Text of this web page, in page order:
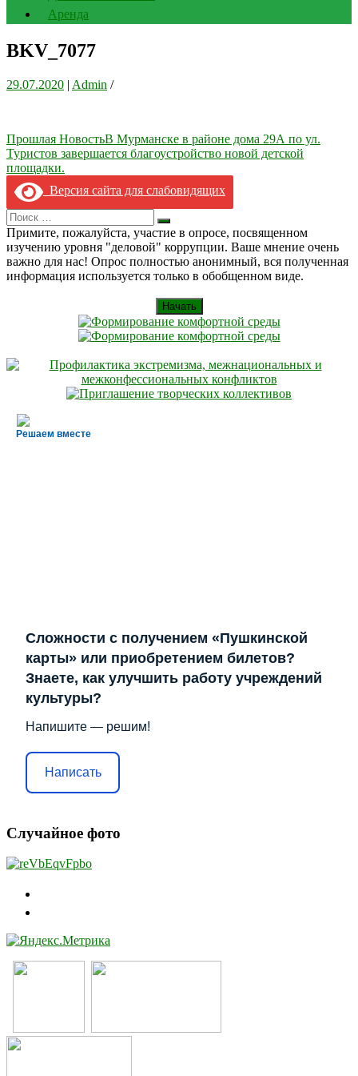
Аренда
BKV_7077
29.07.2020 | Admin /
Навигация
по
записям
Прошлая НовостьВ Мурманске в районе дома 29А по ул.
Туристов завершается благоустройство новой детской
площадки.
Версия сайта для слабовидящих
Search
for:
Искать
Примите, пожалуйста, участие в опросе, посвященном
изучению уровня "деловой" коррупции. Ваше мнение очень
важно для нас! Опрос полностью анонимный, вся полученная
информация используется только в обобщенном виде.
Начать
Решаем вместе
Сложности с получением «Пушкинской
карты» или приобретением билетов?
Знаете, как улучшить работу учреждений
культуры?
Напишите — решим!
Написать
Случайное фото